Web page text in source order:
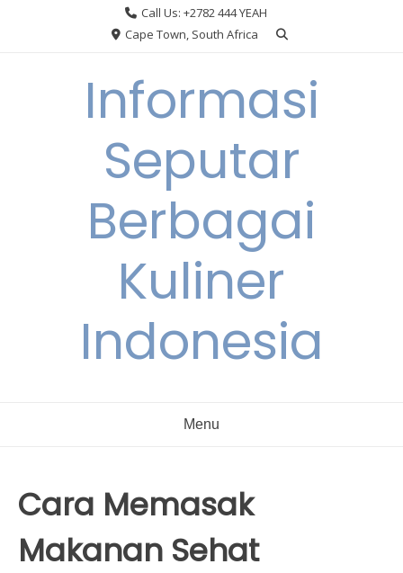
Call Us: +2782 444 YEAH
Cape Town, South Africa
Informasi
Seputar
Berbagai
Kuliner
Indonesia
Menu
Cara Memasak
Makanan Sehat